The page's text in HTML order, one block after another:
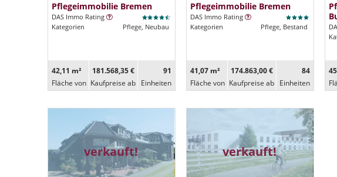
Pflegeimmobilie Bremen
DAS Immo Rating
Kategorien
Pflege, Neubau
42,11 m²
Fläche von
181.568,35 €
Kaufpreise ab
91
Ein­heiten
Pflegeimmobilie Bremen
DAS Immo Rating
Kategorien
Pflege, Bestand
41,07 m²
Fläche von
174.863,00 €
Kaufpreise ab
84
Ein­heiten
verkauft! verkauft!